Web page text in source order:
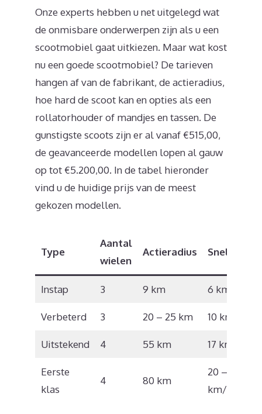
Onze experts hebben u net uitgelegd wat
de onmisbare onderwerpen zijn als u een
scootmobiel gaat uitkiezen. Maar wat kost
nu een goede scootmobiel? De tarieven
hangen af van de fabrikant, de actieradius,
hoe hard de scoot kan en opties als een
rollatorhouder of mandjes en tassen. De
gunstigste scoots zijn er al vanaf €515,00,
de geavanceerde modellen lopen al gauw
op tot €5.200,00. In de tabel hieronder
vind u de huidige prijs van de meest
gekozen modellen.
Type
Aantal
wielen
Actieradius Snelheid
Instap 3 9 km 6 km/u
Verbeterd 3 20 – 25 km 10 km/u
Uitstekend 4 55 km 17 km/u
Eerste
klas
4 80 km
20 – 22
km/u